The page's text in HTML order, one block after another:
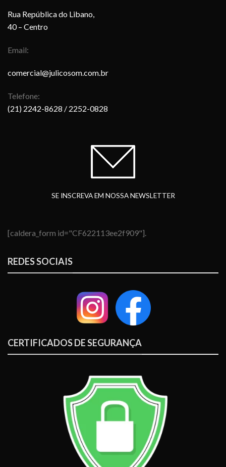
Rua República do Libano,
40 – Centro
Email:
comercial@julicosom.com.br
Telefone:
(21) 2242-8628 / 2252-0828
SE INSCREVA EM NOSSA NEWSLETTER
[caldera_form id="CF622113ee2f909"].
REDES SOCIAIS
CERTIFICADOS DE SEGURANÇA